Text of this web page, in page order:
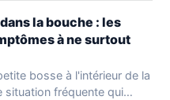
la bouche : les
à ne surtout
bosse à l'intérieur de la
situation fréquente qui…